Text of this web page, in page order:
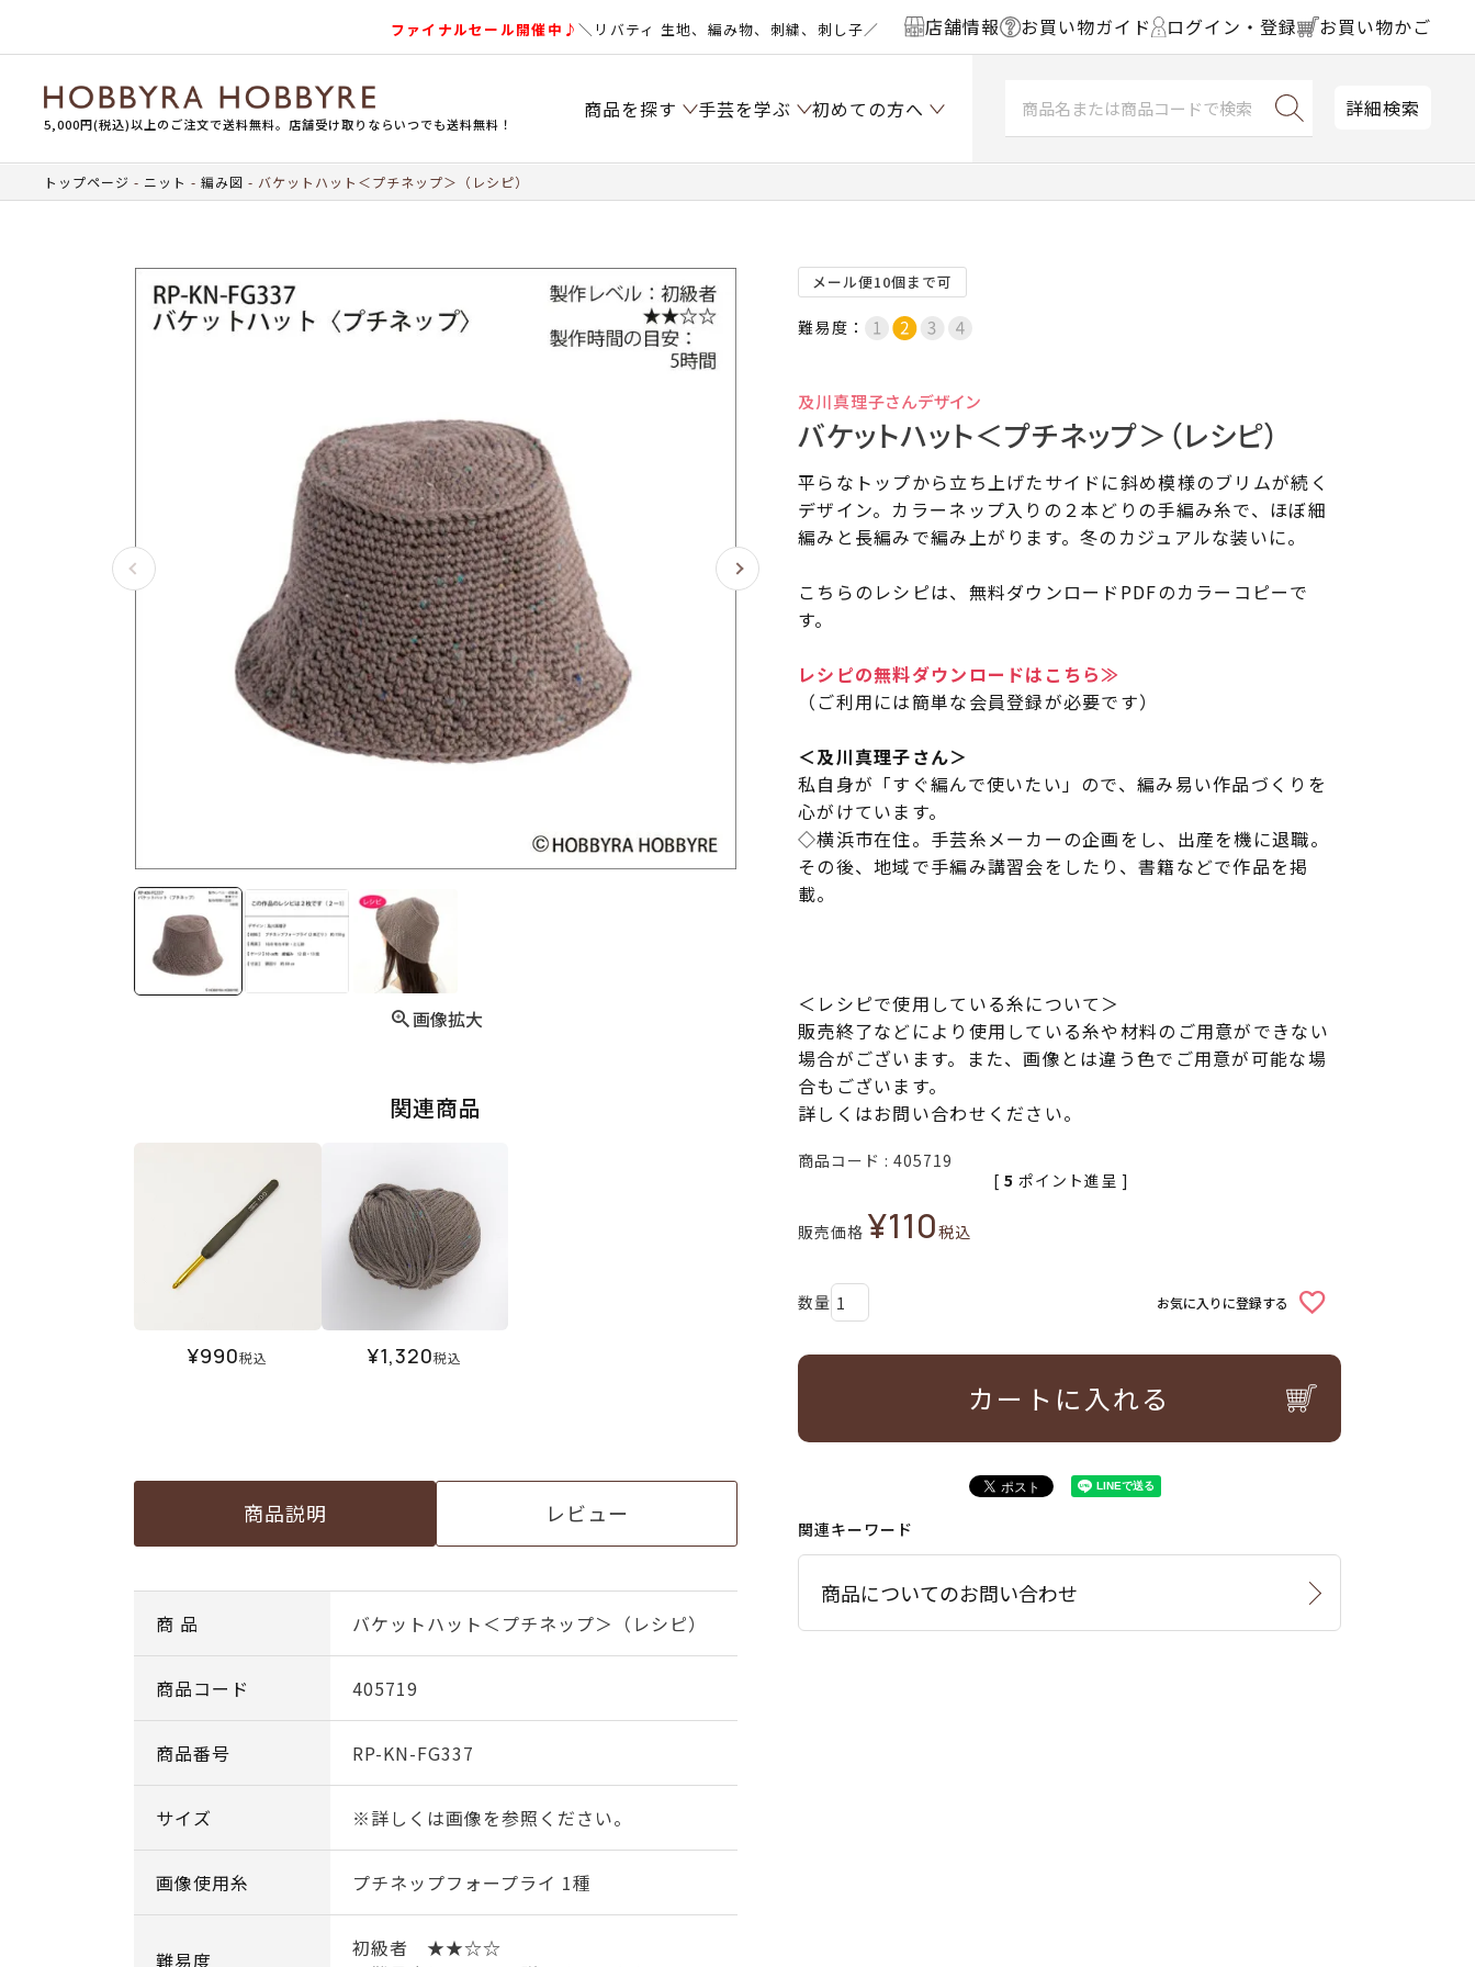
ファイナルセール開催中♪＼リバティ 生地、編み物、刺繍、刺し子／ 店舗情報 お買い物ガイド ログイン・登録 お買い物かご
5,000円(税込)以上のご注文で送料無料。店舗受け取りならいつでも送料無料！
商品を探す 手芸を学ぶ 初めての方へ 詳細検索
トップページ ニット 編み図 バケットハット＜プチネップ＞（レシピ）
画像拡大
関連商品
¥990税込 ¥1,320税込
商品説明 レビュー
商 品 バケットハット＜プチネップ＞（レシピ）
商品コード 405719
商品番号 RP-KN-FG337
サイズ ※詳しくは画像を参照ください。
画像使用糸 プチネップフォープライ 1種
難易度
初級者 ★★☆☆
メール便10個まで可
難易度：
及川真理子さんデザイン
バケットハット＜プチネップ＞（レシピ）
平らなトップから立ち上げたサイドに斜め模様のブリムが続く
デザイン。カラーネップ入りの２本どりの手編み糸で、ほぼ細
編みと長編みで編み上がります。冬のカジュアルな装いに。
こちらのレシピは、無料ダウンロードPDFのカラーコピーで
す。
レシピの無料ダウンロードはこちら≫
（ご利用には簡単な会員登録が必要です）
＜及川真理子さん＞
私自身が「すぐ編んで使いたい」ので、編み易い作品づくりを
心がけています。
◇横浜市在住。手芸糸メーカーの企画をし、出産を機に退職。
その後、地域で手編み講習会をしたり、書籍などで作品を掲
載。
＜レシピで使用している糸について＞
販売終了などにより使用している糸や材料のご用意ができない
場合がございます。また、画像とは違う色でご用意が可能な場
合もございます。
詳しくはお問い合わせください。
商品コード 405719
販売価格 ¥110税込
[ 5 ポイント進呈 ]
お気に入りに登録する
カートに入れる
関連キーワード
商品についてのお問い合わせ